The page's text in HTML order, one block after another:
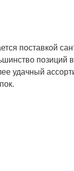
поставкой
удачный